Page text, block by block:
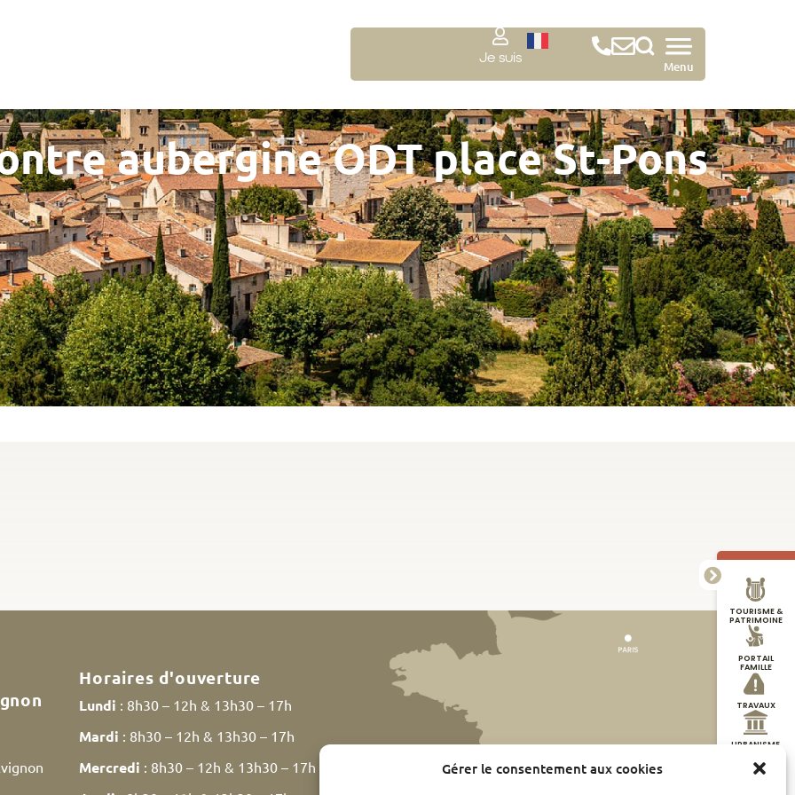
Gérer le consentement aux cookies
Menu
Je suis
aubergine ODT place St-Pons
TOURISME &
PATRIMOINE
PORTAIL
FAMILLE
TRAVAUX
URBANISME
Horaires d'ouverture
Lundi : 8h30 – 12h & 13h30 – 17h
Mardi : 8h30 – 12h & 13h30 – 17h
Mercredi : 8h30 – 12h & 13h30 – 17h